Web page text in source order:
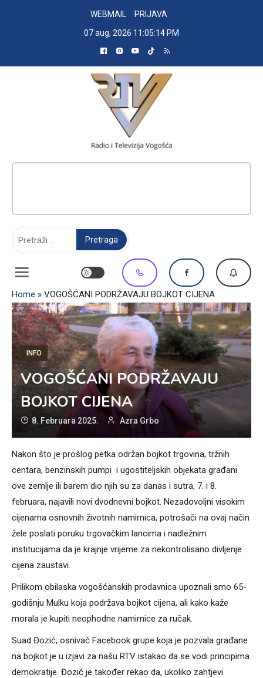
WEBMAIL
PRIJAVA
07 aug, 2026 11:05:15 PM
Home » VOGOŠĆANI PODRŽAVAJU BOJKOT CIJENA
INFO
VOGOŠĆANI PODRŽAVAJU
BOJKOT CIJENA
8. Februara 2025. Azra Grbo
Nakon što je prošlog petka održan bojkot trgovina, tržnih
centara, benzinskih pumpi i ugostiteljskih objekata građani
ove zemlje ili barem dio njih su za danas i sutra, 7. i 8.
februara, najavili novi dvodnevni bojkot. Nezadovoljni visokim
cijenama osnovnih životnih namirnica, potrošači na ovaj način
žele poslati poruku trgovačkim lancima i nadležnim
institucijama da je krajnje vrijeme za nekontrolisano divljenje
cijena zaustavi.
Prilikom obilaska vogošćanskih prodavnica upoznali smo 65-
godišnju Mulku koja podržava bojkot cijena, ali kako kaže
morala je kupiti neophodne namirnice za ručak.
Suad Đozić, osnivač Facebook grupe koja je pozvala građane
na bojkot je u izjavi za našu RTV istakao da se vodi principima
demokratije. Đozić je također rekao da, ukoliko zahtjevi